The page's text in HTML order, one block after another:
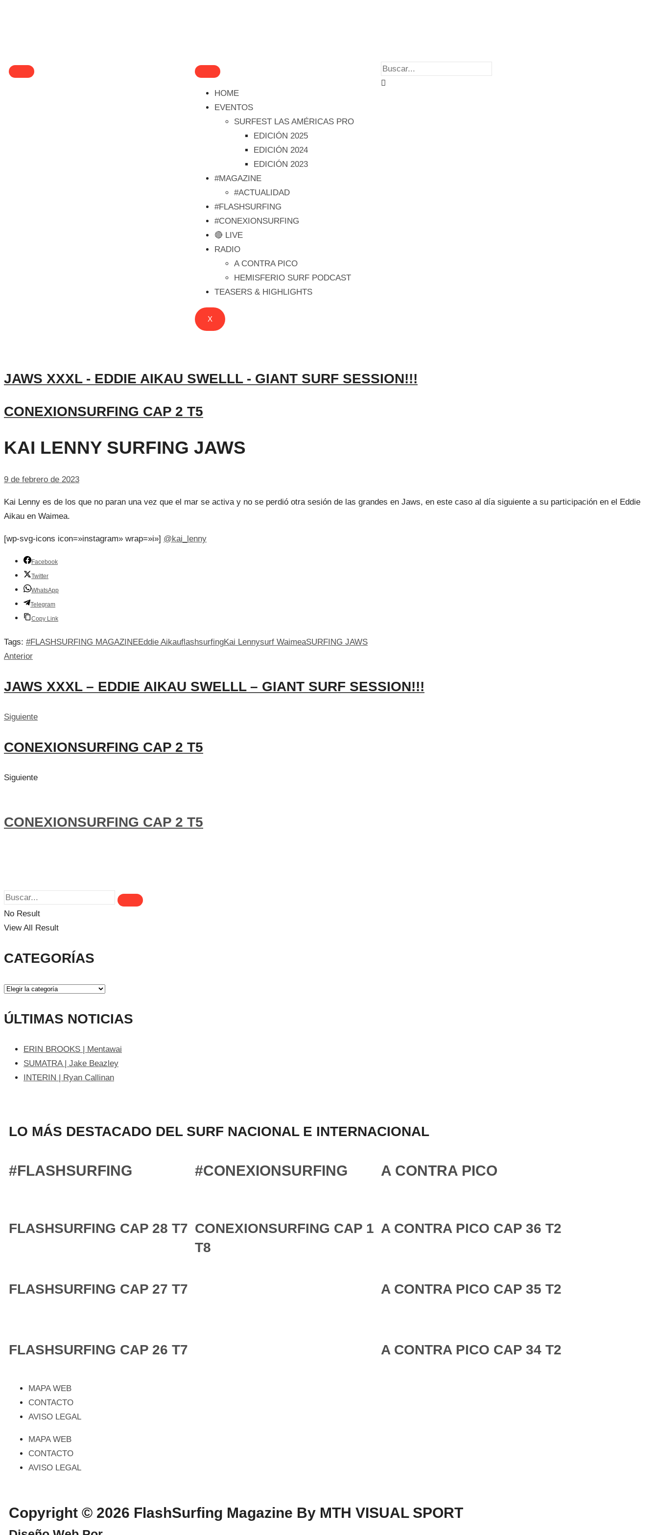
HOME
EVENTOS
SURFEST LAS AMÉRICAS PRO
EDICIÓN 2025
EDICIÓN 2024
EDICIÓN 2023
#MAGAZINE
#ACTUALIDAD
#FLASHSURFING
#CONEXIONSURFING
🔴 LIVE
RADIO
A CONTRA PICO
HEMISFERIO SURF PODCAST
TEASERS & HIGHLIGHTS
X
JAWS XXXL - EDDIE AIKAU SWELLL - GIANT SURF SESSION!!!
CONEXIONSURFING CAP 2 T5
KAI LENNY SURFING JAWS
9 de febrero de 2023
Kai Lenny es de los que no paran una vez que el mar se activa y no se perdió otra sesión de las grandes en Jaws, en este caso al día siguiente a su participación en el Eddie
Aikau en Waimea.
[wp-svg-icons icon=»instagram» wrap=»i»] @kai_lenny
Facebook
Twitter
WhatsApp
Telegram
Copy Link
Tags: #FLASHSURFING MAGAZINEEddie AikauflashsurfingKai Lennysurf WaimeaSURFING JAWS
Anterior
JAWS XXXL – EDDIE AIKAU SWELLL – GIANT SURF SESSION!!!
Siguiente
CONEXIONSURFING CAP 2 T5
Siguiente
CONEXIONSURFING CAP 2 T5
No Result
View All Result
CATEGORÍAS
ÚLTIMAS NOTICIAS
ERIN BROOKS | Mentawai
SUMATRA | Jake Beazley
INTERIN | Ryan Callinan
LO MÁS DESTACADO DEL SURF NACIONAL E INTERNACIONAL
#FLASHSURFING
FLASHSURFING CAP 28 T7
FLASHSURFING CAP 27 T7
FLASHSURFING CAP 26 T7
#CONEXIONSURFING
CONEXIONSURFING CAP 1
T8
A CONTRA PICO
A CONTRA PICO CAP 36 T2
A CONTRA PICO CAP 35 T2
A CONTRA PICO CAP 34 T2
MAPA WEB
CONTACTO
AVISO LEGAL
MAPA WEB
CONTACTO
AVISO LEGAL
Copyright © 2026 FlashSurfing Magazine By MTH VISUAL SPORT